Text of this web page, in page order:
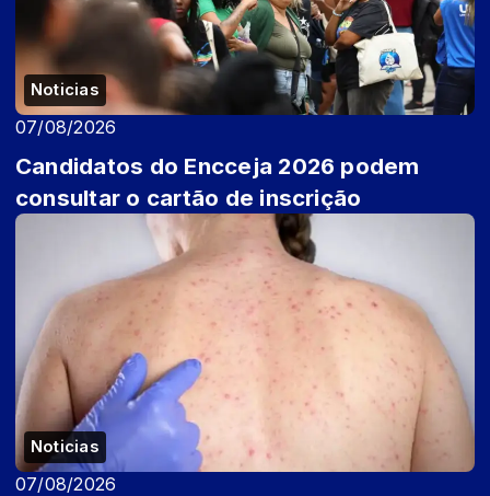
Noticias
07/08/2026
Candidatos do Encceja 2026 podem
consultar o cartão de inscrição
Noticias
07/08/2026